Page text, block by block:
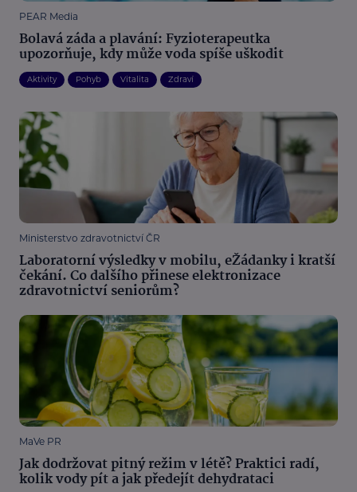
PEAR Media
Bolavá záda a plavání: Fyzioterapeutka
upozorňuje, kdy může voda spíše uškodit
Aktivity Pohyb Vitalita Zdraví
Ministerstvo zdravotnictví ČR
Laboratorní výsledky v mobilu, eŽádanky i kratší
čekání. Co dalšího přinese elektronizace
zdravotnictví seniorům?
MaVe PR
Jak dodržovat pitný režim v létě? Praktici radí,
kolik vody pít a jak předejít dehydrataci